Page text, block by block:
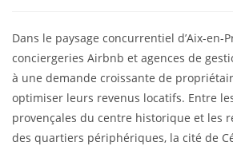
Dans le paysage concurrentiel d’Aix-en-
conciergeries Airbnb et agences de
à une demande croissante de
optimiser leurs revenus locatifs. Entre
provençales du centre historique et les
des quartiers périphériques, la cité de